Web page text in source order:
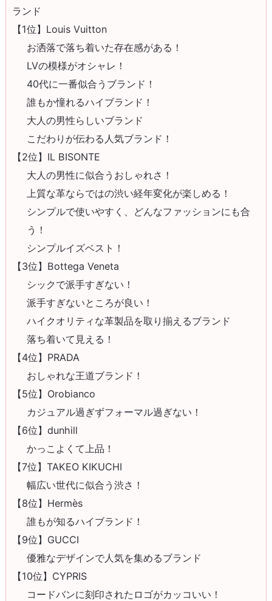
ランド
【1位】Louis Vuitton
お洒落で落ち着いた存在感がある！
LVの模様がオシャレ！
40代に一番似合うブランド！
誰もか憧れるハイブランド！
大人の男性らしいブランド
こだわりが伝わる人気ブランド！
【2位】IL BISONTE
大人の男性に似合うおしゃれさ！
上質な革ならではの渋い経年変化が楽しめる！
シンプルで使いやすく、どんなファッションにも合
う！
シンプルイズベスト！
【3位】Bottega Veneta
シックで派手すぎない！
派手すぎないところが良い！
ハイクオリティな革製品を取り揃えるブランド
落ち着いて見える！
【4位】PRADA
おしゃれな王道ブランド！
【5位】Orobianco
カジュアル過ぎずフォーマル過ぎない！
【6位】dunhill
かっこよくて上品！
【7位】TAKEO KIKUCHI
幅広い世代に似合う渋さ！
【8位】Hermès
誰もが知るハイブランド！
【9位】GUCCI
優雅なデザインで人気を集めるブランド
【10位】CYPRIS
コードバンに刻印されたロゴがカッコいい！